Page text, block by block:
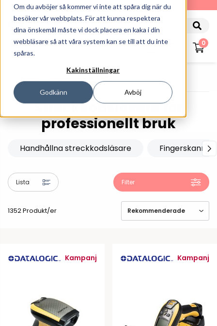
Om du avböjer så kommer vi inte att spåra dig när du
besöker vår webbplats. För att kunna respektera
dina önskemål måste vi dock placera en kaka i din
webbläsare så att våra system kan se till att du inte
spåras.
Kakinställningar
Godkänn Avböj
010-162 61 90
0
Streckkodsläsare
Streckkodsläsare för
professionellt bruk
Handhållna streckkodsläsare
1352 Produkt/er
Lista Filter
Kampanj Kampanj